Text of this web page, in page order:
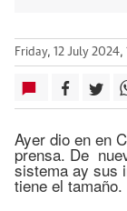
Friday, 12 July 2024,
Ayer dio en en
prensa. De
sistema ay sus
tiene el